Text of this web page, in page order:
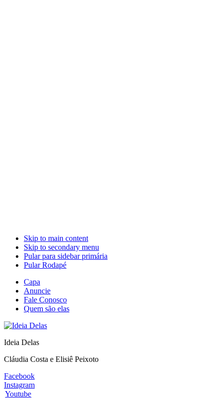
Skip to main content
Skip to secondary menu
Pular para sidebar primária
Pular Rodapé
Capa
Anuncie
Fale Conosco
Quem são elas
Ideia Delas
Cláudia Costa e Elisiê Peixoto
Facebook
Instagram
Youtube